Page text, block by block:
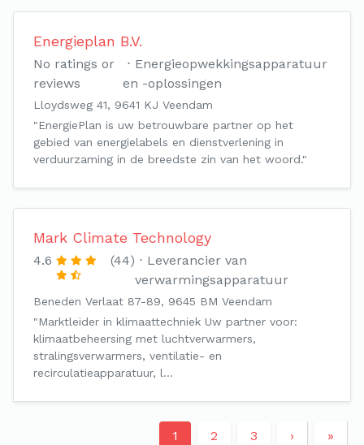
Energieplan B.V.
No ratings or
reviews
Energieopwekkingsapparatuur
en -oplossingen
Lloydsweg 41, 9641 KJ Veendam
"EnergiePlan is uw betrouwbare partner op het
gebied van energielabels en dienstverlening in
verduurzaming in de breedste zin van het woord."
Mark Climate Technology
4.6 (44)
Leverancier van
verwarmingsapparatuur
Beneden Verlaat 87-89, 9645 BM Veendam
"Marktleider in klimaattechniek Uw partner voor:
klimaatbeheersing met luchtverwarmers,
stralingsverwarmers, ventilatie- en
recirculatieapparatuur, l…
1 2 3 › »